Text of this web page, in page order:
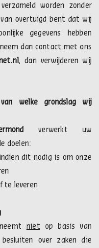
worden zonder
overtuigd bent dat wij
gegevens hebben
dan contact met ons
, dan verwijderen wij
welke grondslag wij
verwerkt uw
doelen:
dit nodig is om onze
te leveren
niet op basis van
besluiten over zaken die